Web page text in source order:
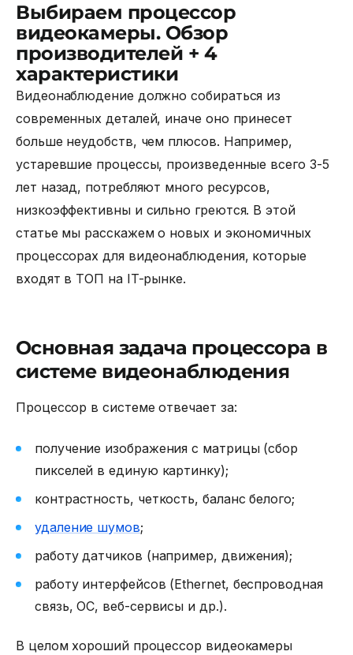
Выбираем процессор
видеокамеры. Обзор
производителей + 4
характеристики
Видеонаблюдение должно собираться из
современных деталей, иначе оно принесет
больше неудобств, чем плюсов. Например,
устаревшие процессы, произведенные всего 3-5
лет назад, потребляют много ресурсов,
низкоэффективны и сильно греются. В этой
статье мы расскажем о новых и экономичных
процессорах для видеонаблюдения, которые
входят в ТОП на IT-рынке.
Основная задача процессора в
системе видеонаблюдения
Процессор в системе отвечает за:
получение изображения с матрицы (сбор
пикселей в единую картинку);
контрастность, четкость, баланс белого;
удаление шумов;
работу датчиков (например, движения);
работу интерфейсов (Ethernet, беспроводная
связь, ОС, веб-сервисы и др.).
В целом хороший процессор видеокамеры